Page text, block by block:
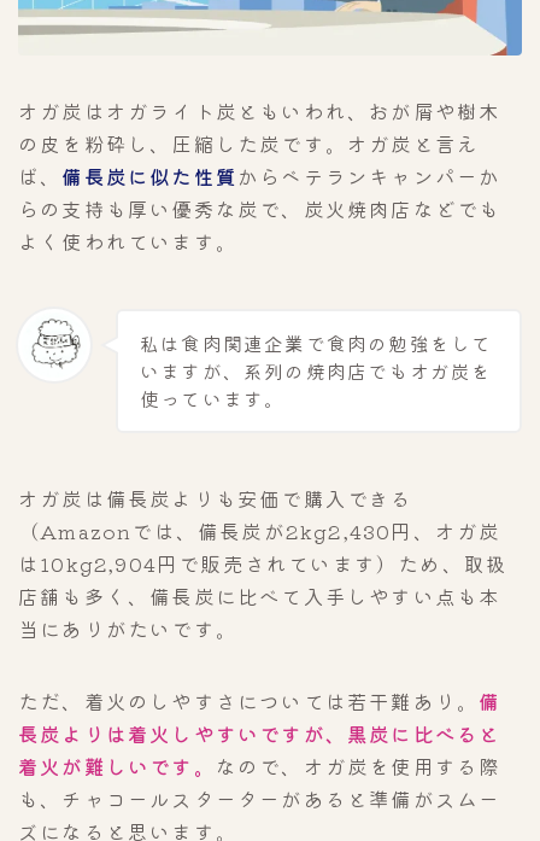
オガ炭はオガライト炭ともいわれ、おが屑や樹木
の皮を粉砕し、圧縮した炭です。オガ炭と言え
ば、 備長炭に似た性質 からベテランキャンパーか
らの支持も厚い優秀な炭で、炭火焼肉店などでも
よく使われています。
私は食肉関連企業で食肉の勉強をして
いますが、系列の焼肉店でもオガ炭を
使っています。
オガ炭は備長炭よりも安価で購入できる
（Amazonでは、備長炭が2kg2,430円、オガ炭
は10kg2,904円で販売されています）ため、取扱
店舗も多く、備長炭に比べて入手しやすい点も本
当にありがたいです。
ただ、着火のしやすさについては若干難あり。 備
長炭よりは着火しやすいですが、黒炭に比べると
着火が難しいです。 なので、オガ炭を使用する際
も、チャコールスターターがあると準備がスムー
ズになると思います。